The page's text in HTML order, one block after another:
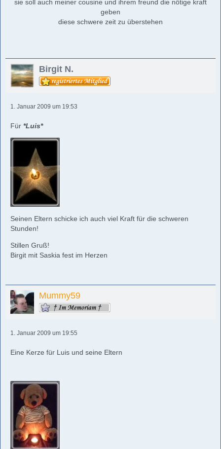
sie soll auch meiner cousine und ihrem freund die nötige kraft
geben
diese schwere zeit zu überstehen
Birgit N.
1. Januar 2009 um 19:53
Für *Luis*
Seinen Eltern schicke ich auch viel Kraft für die schweren
Stunden!
Stillen Gruß!
Birgit mit Saskia fest im Herzen
Mummy59
1. Januar 2009 um 19:55
Eine Kerze für Luis und seine Eltern